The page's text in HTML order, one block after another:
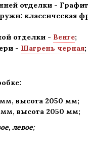
отделки -
классическая
отделки - Венге;
- Шагрень черная;
, высота 2050 мм;
высота 2050 мм;
левое;